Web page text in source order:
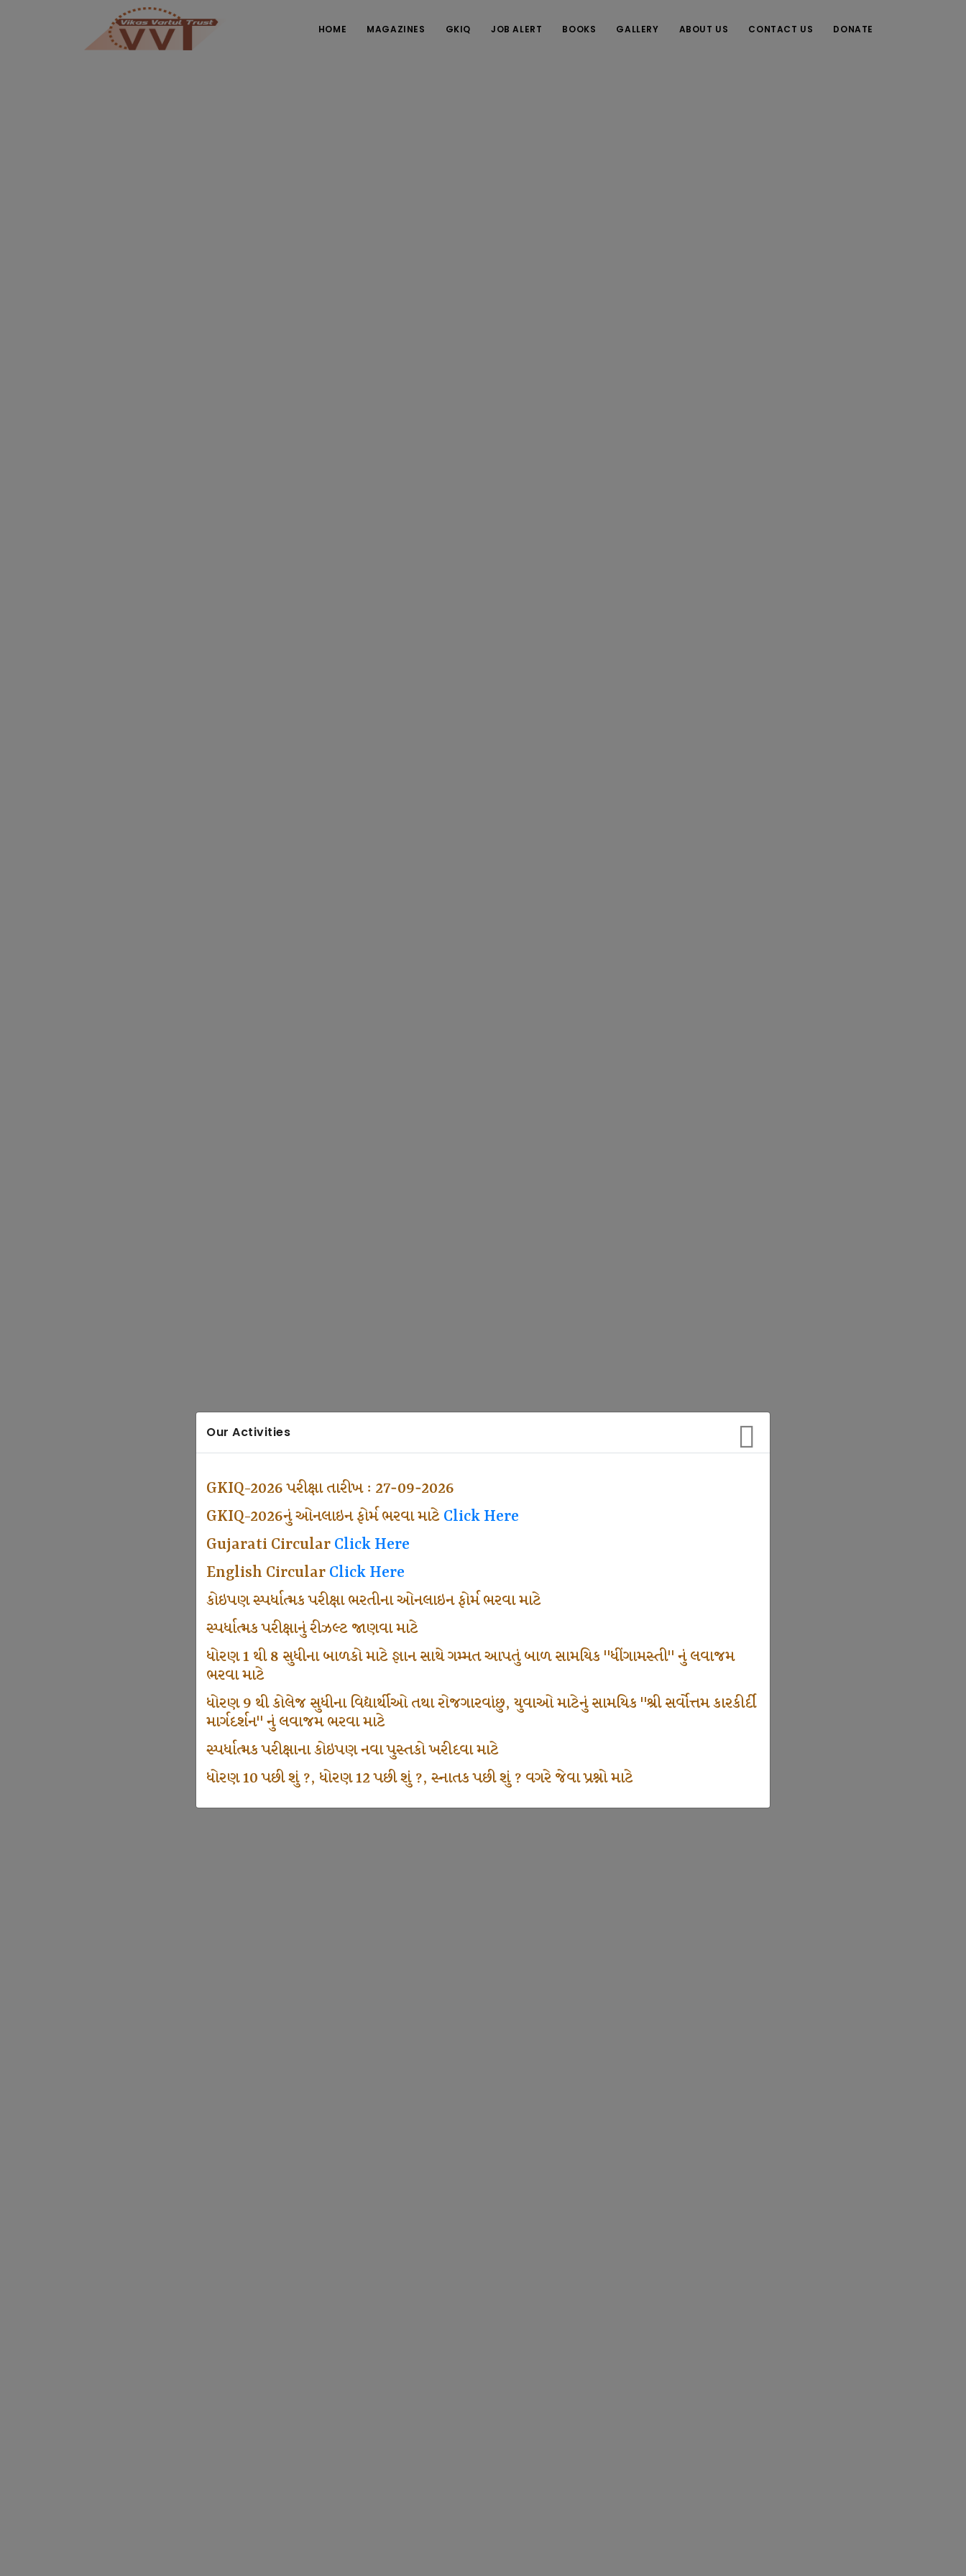
HOME MAGAZINES GKIQ JOB ALERT BOOKS GALLERY ABOUT US CONTACT US DONATE
Our Activities
GKIQ-2026 પરીક્ષા તારીખ : 27-09-2026
GKIQ-2026નું ઓનલાઇન ફોર્મ ભરવા માટે Click Here
Gujarati Circular Click Here
English Circular Click Here
કોઇપણ સ્પર્ધાત્મક પરીક્ષા ભરતીના ઓનલાઇન ફોર્મ ભરવા માટે
સ્પર્ધાત્મક પરીક્ષાનું રીઝલ્ટ જાણવા માટે
ધોરણ 1 થી 8 સુધીના બાળકો માટે જ્ઞાન સાથે ગમ્મત આપતું બાળ સામયિક "ધીંગામસ્તી" નું લવાજમ
ભરવા માટે
ધોરણ 9 થી કોલેજ સુધીના વિદ્યાર્થીઓ તથા રોજગારવાંછુ, યુવાઓ માટેનું સામયિક "શ્રી સર્વોત્તમ કારકીર્દી
માર્ગદર્શન" નું લવાજમ ભરવા માટે
સ્પર્ધાત્મક પરીક્ષાના કોઇપણ નવા પુસ્તકો ખરીદવા માટે
ધોરણ 10 પછી શું ?, ધોરણ 12 પછી શું ?, સ્નાતક પછી શું ? વગરે જેવા પ્રશ્નો માટે